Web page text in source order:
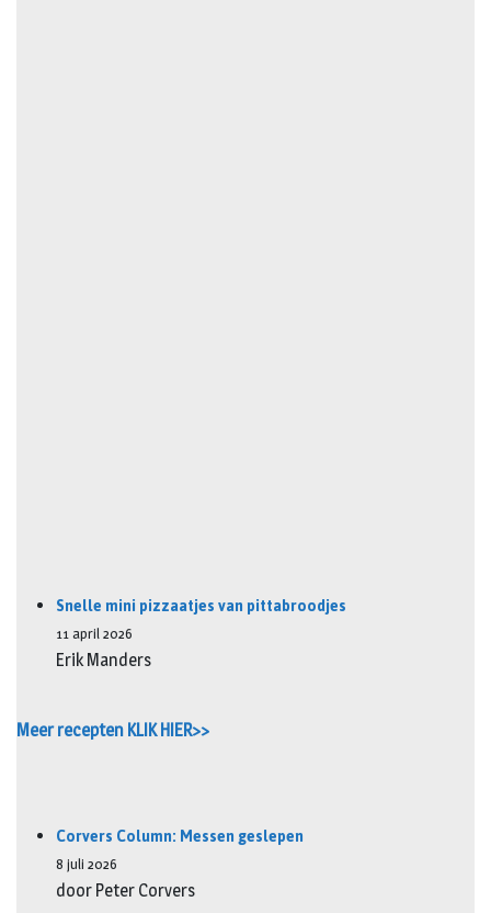
Snelle mini pizzaatjes van pittabroodjes
11 april 2026
Erik Manders
Meer recepten KLIK HIER>>
Corvers Column: Messen geslepen
8 juli 2026
door Peter Corvers